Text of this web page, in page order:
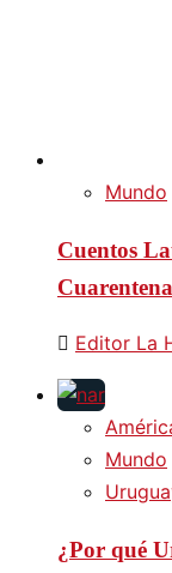
Mundo
Cuentos
Cuarentena
Editor La
Mundo
¿Por qué